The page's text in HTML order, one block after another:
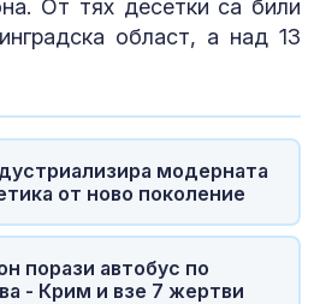
От тях десетки са били
област, а над 13
модерната
от ново поколение
порази автобус по
- Крим и взе 7 жертви